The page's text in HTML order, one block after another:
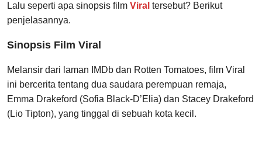
Lalu seperti apa sinopsis film Viral tersebut? Berikut
penjelasannya.
Sinopsis Film Viral
Melansir dari laman IMDb dan Rotten Tomatoes, film Viral
ini bercerita tentang dua saudara perempuan remaja,
Emma Drakeford (Sofia Black-D’Elia) dan Stacey Drakeford
(Lio Tipton), yang tinggal di sebuah kota kecil.